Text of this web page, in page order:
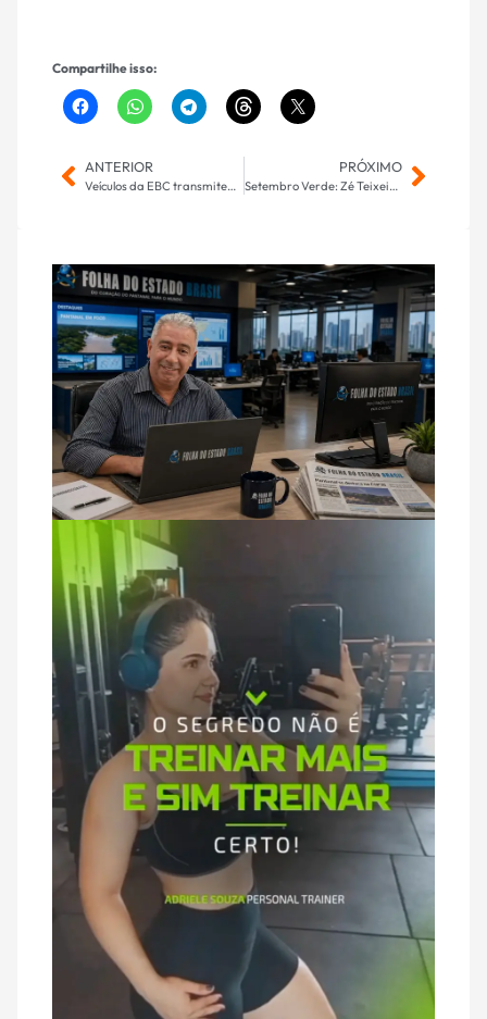
Compartilhe isso:
ANTERIOR
Veículos da EBC transmitem Desfile Cívico-Militar do 7 de setembro
PRÓXIMO
Setembro Verde: Zé Teixeira tem destaque na luta por mais inclusão